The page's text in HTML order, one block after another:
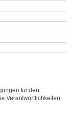
für den
Verantwortlichkeiten